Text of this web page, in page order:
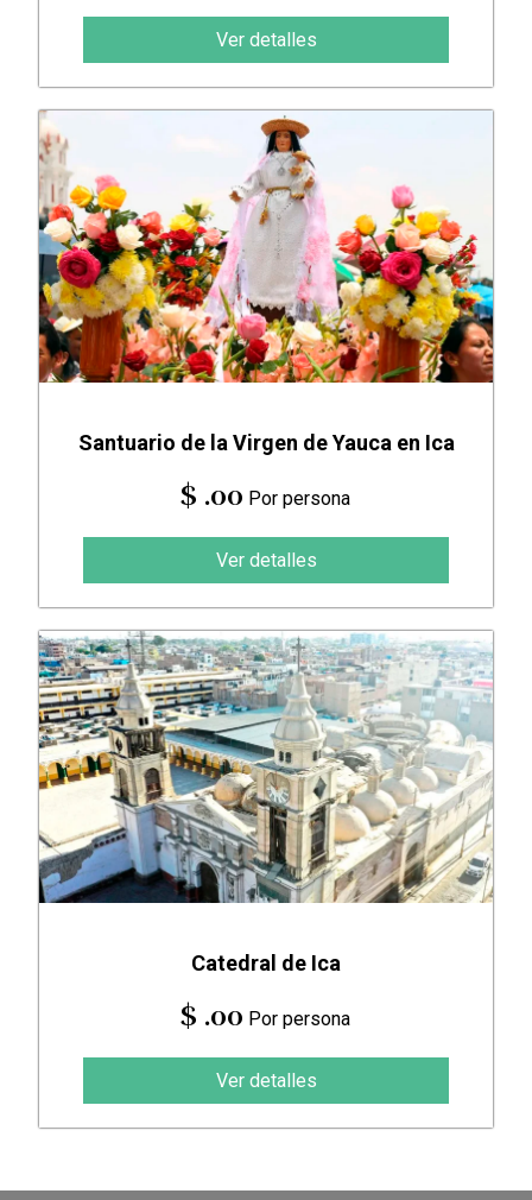
Ver detalles
Santuario de la Virgen de Yauca en Ica
$ .00 Por persona
Ver detalles
Catedral de Ica
$ .00 Por persona
Ver detalles